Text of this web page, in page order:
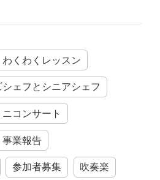
わくわくレッスン
シェフとシニアシェフ
ニコンサート
事業報告
参加者募集 吹奏楽